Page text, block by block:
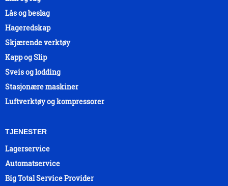
Lås og beslag
Hageredskap
Skjærende verktøy
Kapp og Slip
Sveis og lodding
Stasjonære maskiner
Luftverktøy og kompressorer
TJENESTER
Lagerservice
Automatservice
Big Total Service Provider